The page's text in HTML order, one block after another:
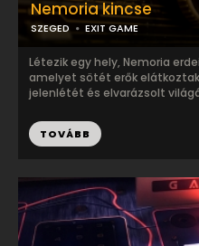
Nemoria kincse
SZEGED EXIT GAME
Létezik egy hely, Nemoria
amelyet sötét erők
jelenlétét és elvarázsolt
TOVÁBB